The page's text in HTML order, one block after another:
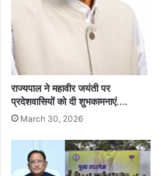
राज्यपाल ने महावीर जयंती पर
प्रदेशवासियों को दी शुभकामनाएं….
March 30, 2026